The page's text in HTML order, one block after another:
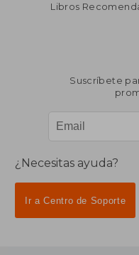
Libros
Suscríbete
¿Necesitas ayuda?
Ir a Centro de Soporte